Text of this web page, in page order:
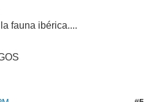
fauna ibérica....